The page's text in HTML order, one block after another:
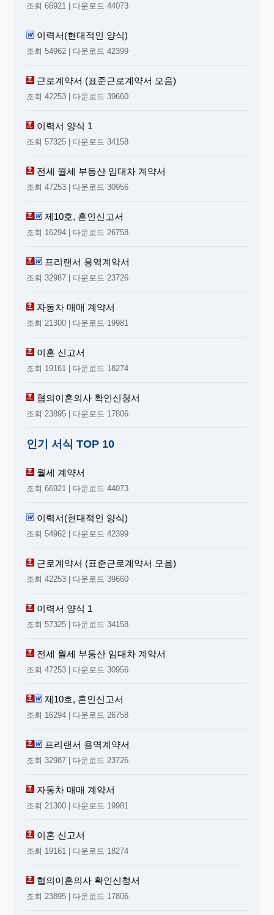
조회 66921 | 다운로드 44073
이력서(현대적인 양식)
조회 54962 | 다운로드 42399
근로계약서 (표준근로계약서 모음)
조회 42253 | 다운로드 39660
이력서 양식 1
조회 57325 | 다운로드 34158
전세 월세 부동산 임대차 계약서
조회 47253 | 다운로드 30956
제10호, 혼인신고서
조회 16294 | 다운로드 26758
프리랜서 용역계약서
조회 32987 | 다운로드 23726
자동차 매매 계약서
조회 21300 | 다운로드 19981
이혼 신고서
조회 19161 | 다운로드 18274
협의이혼의사 확인신청서
조회 23895 | 다운로드 17806
인기 서식 TOP 10
월세 계약서
조회 66921 | 다운로드 44073
이력서(현대적인 양식)
조회 54962 | 다운로드 42399
근로계약서 (표준근로계약서 모음)
조회 42253 | 다운로드 39660
이력서 양식 1
조회 57325 | 다운로드 34158
전세 월세 부동산 임대차 계약서
조회 47253 | 다운로드 30956
제10호, 혼인신고서
조회 16294 | 다운로드 26758
프리랜서 용역계약서
조회 32987 | 다운로드 23726
자동차 매매 계약서
조회 21300 | 다운로드 19981
이혼 신고서
조회 19161 | 다운로드 18274
협의이혼의사 확인신청서
조회 23895 | 다운로드 17806